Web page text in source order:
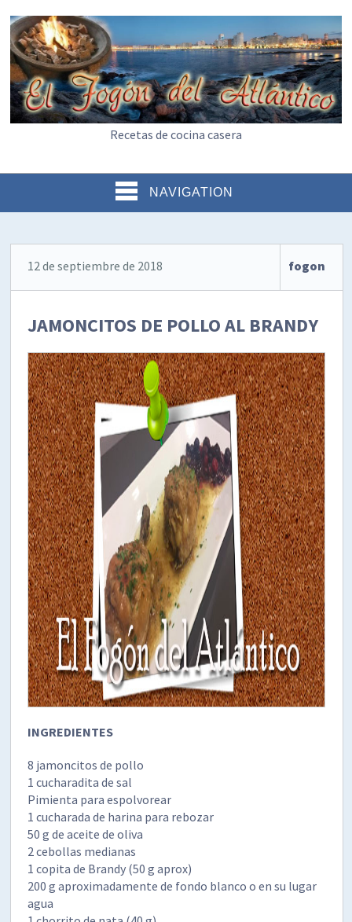
Recetas de cocina casera
NAVIGATION
12 de septiembre de 2018 fogon
JAMONCITOS DE POLLO AL BRANDY
INGREDIENTES
8 jamoncitos de pollo
1 cucharadita de sal
Pimienta para espolvorear
1 cucharada de harina para rebozar
50 g de aceite de oliva
2 cebollas medianas
1 copita de Brandy (50 g aprox)
200 g aproximadamente de fondo blanco o en su lugar
agua